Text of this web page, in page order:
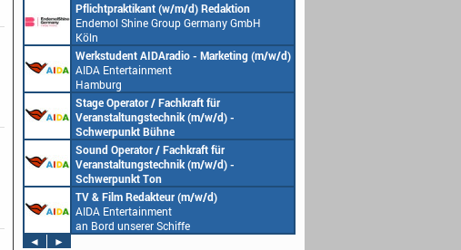
Pflichtpraktikant (w/m/d) Redaktion
Endemol Shine Group Germany GmbH
Köln
Werkstudent AIDAradio - Marketing (m/w/d)
AIDA Entertainment
Hamburg
Stage Operator / Fachkraft für
Veranstaltungstechnik (m/w/d) -
Schwerpunkt Bühne
AIDA Entertainment
an Bord unserer Schiffe
Sound Operator / Fachkraft für
Veranstaltungstechnik (m/w/d) -
Schwerpunkt Ton
AIDA Entertainment
an Bord unserer Schiffe
TV & Film Redakteur (m/w/d)
AIDA Entertainment
an Bord unserer Schiffe
◄
►